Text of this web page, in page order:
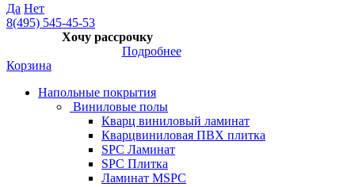
Да Нет
8(495) 545-45-53
Хочу рассрочку
Подробнее
Корзина
Напольные покрытия
Виниловые полы
Кварц виниловый ламинат
Кварцвиниловая ПВХ плитка
SPC Ламинат
SPC Плитка
Ламинат MSPC